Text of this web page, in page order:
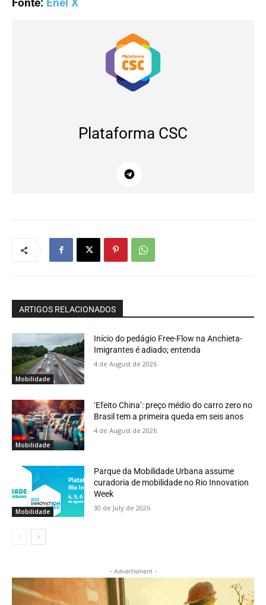
Fonte: Enel X
Plataforma CSC
ARTIGOS RELACIONADOS
Mobilidade
Início do pedágio Free-Flow na Anchieta-
Imigrantes é adiado; entenda
4 de August de 2026
Mobilidade
‘Efeito China’: preço médio do carro zero no
Brasil tem a primeira queda em seis anos
4 de August de 2026
Mobilidade
Parque da Mobilidade Urbana assume
curadoria de mobilidade no Rio Innovation
Week
30 de July de 2026
- Advertisment -